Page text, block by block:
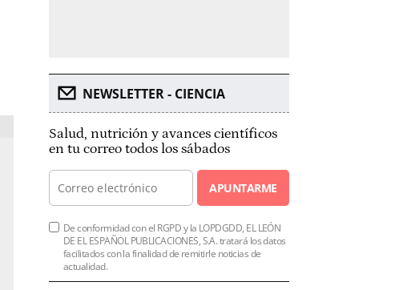
NEWSLETTER - CIENCIA
Salud, nutrición y avances científicos
en tu correo todos los sábados
APUNTARME
De conformidad con el RGPD y la LOPDGDD, EL LEÓN
DE EL ESPAÑOL PUBLICACIONES, S.A. tratará los datos
facilitados con la finalidad de remitirle noticias de
actualidad.